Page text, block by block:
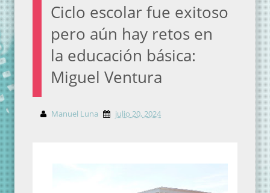
Ciclo escolar fue exitoso
pero aún hay retos en
la educación básica:
Miguel Ventura
Manuel Luna julio 20, 2024